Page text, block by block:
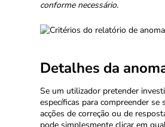
conforme necessário.
Detalhes da
Se um utilizador pretender
específicas para compreender se
acções de correção ou de